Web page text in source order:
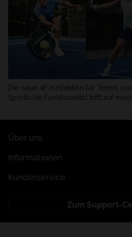
Die neue 4F-Kollektion für Tennis
Sportliche Funktionalität trifft auf
Über uns
Informationen
Kundenservice
Zum Support-